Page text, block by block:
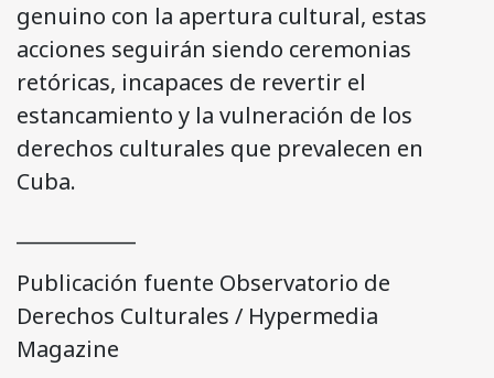
genuino con la apertura cultural, estas
acciones seguirán siendo ceremonias
retóricas, incapaces de revertir el
estancamiento y la vulneración de los
derechos culturales que prevalecen en
Cuba.
Publicación fuente Observatorio de
Derechos Culturales / Hypermedia
Magazine